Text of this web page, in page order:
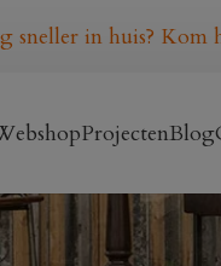
sneller in huis? Kom
ProjectenBlog